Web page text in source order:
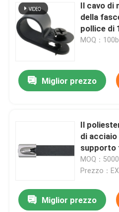
Il cavo di
della
pollice di
di
MOQ：
Miglior prezzo
Il
di
supporto
cavo
MOQ：
Prezzo：
Miglior prezzo